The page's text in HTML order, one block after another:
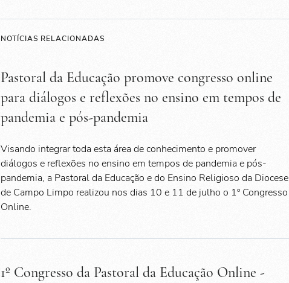
NOTÍCIAS RELACIONADAS
Pastoral da Educação promove congresso online
para diálogos e reflexões no ensino em tempos de
pandemia e pós-pandemia
Visando integrar toda esta área de conhecimento e promover
diálogos e reflexões no ensino em tempos de pandemia e pós-
pandemia, a Pastoral da Educação e do Ensino Religioso da Diocese
de Campo Limpo realizou nos dias 10 e 11 de julho o 1º Congresso
Online.
1º Congresso da Pastoral da Educação Online -